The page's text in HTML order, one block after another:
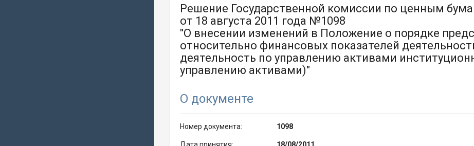
Решение Государственной комиссии по ценным
от 18 августа 2011 года №1098
"О внесении изменений в Положение о порядке
относительно финансовых показателей
деятельность по управлению активами
управлению активами)"
О документе
Номер документа: 1098